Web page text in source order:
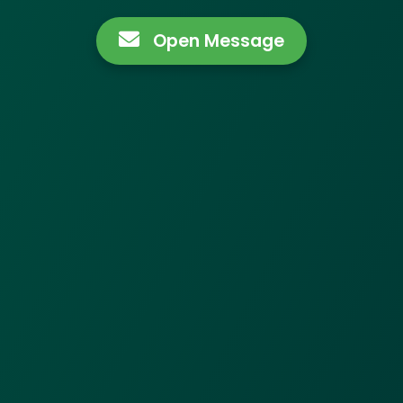
Open Message